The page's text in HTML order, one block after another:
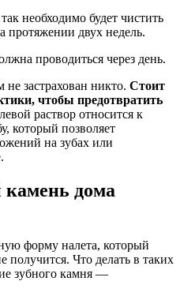
необходимо будет чистить
протяжении двух недель.
проводиться через день.
застрахован никто. Стоит
чтобы предотвратить
раствор относится к
который позволяет
на зубах или
камень дома
форму налета, который
получится. Что делать в таких
зубного камня —